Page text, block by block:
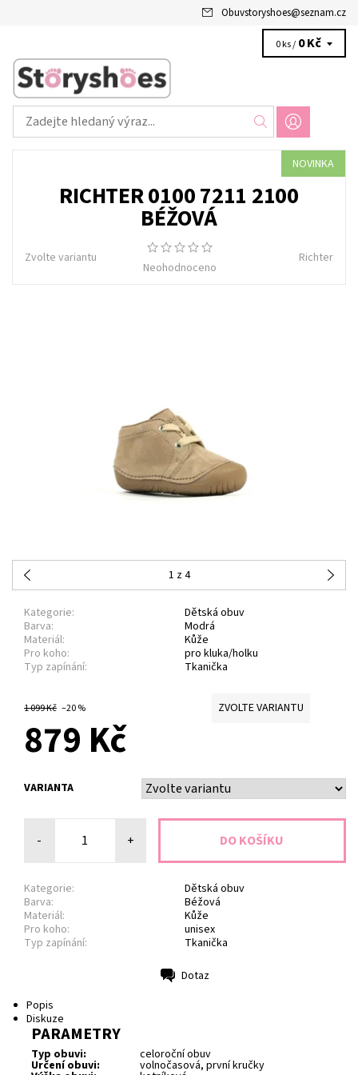
Obuvstoryshoes@seznam.cz
0 ks / 0 Kč
NOVINKA
RICHTER 0100 7211 2100
BÉŽOVÁ
Zvolte variantu
Neohodnoceno
Richter
1 z 4
Kategorie:
Dětská obuv
Barva:
Modrá
Materiál:
Kůže
Pro koho:
pro kluka/holku
Typ zapínání:
Tkanička
1 099 Kč –20 % ZVOLTE VARIANTU
879 Kč
VARIANTA
- +
Kategorie:
Dětská obuv
Barva:
Béžová
Materiál:
Kůže
Pro koho:
unisex
Typ zapínání:
Tkanička
Dotaz
Popis
Diskuze
PARAMETRY
Typ obuvi: celoroční obuv
Určení obuvi: volnočasová, první kručky